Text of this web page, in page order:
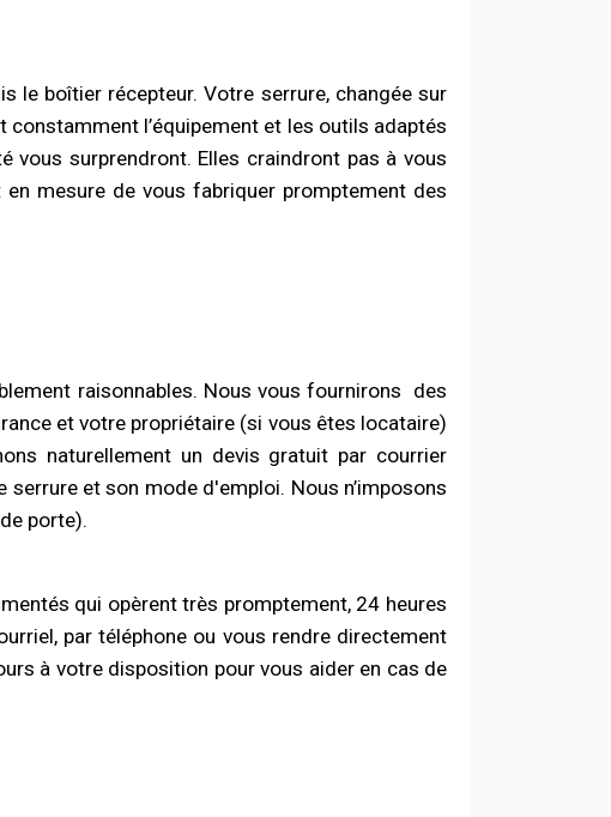
le boîtier récepteur. Votre serrure, changée sur
l’équipement et les outils adaptés
vous surprendront. Elles craindront pas à vous
mesure de vous fabriquer promptement des
raisonnables. Nous vous fournirons des
et votre propriétaire (si vous êtes locataire)
naturellement un devis gratuit par courrier
et son mode d'emploi. Nous n’imposons
porte).
qui opèrent très promptement, 24 heures
par téléphone ou vous rendre directement
à votre disposition pour vous aider en cas de